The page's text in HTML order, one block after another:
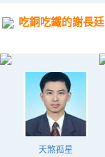
吃銅吃鐵的謝長
天煞孤星